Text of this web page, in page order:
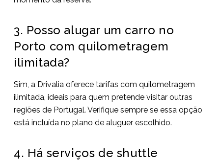
3. Posso alugar um carro no
Porto com quilometragem
ilimitada?
Sim, a Drivalia oferece tarifas com quilometragem
ilimitada, ideais para quem pretende visitar outras
regiões de Portugal. Verifique sempre se essa opção
está incluída no plano de aluguer escolhido.
4. Há serviços de shuttle